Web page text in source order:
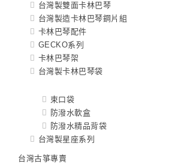
台灣製雙面卡林巴琴
台灣製造卡林巴琴鋼片組
卡林巴琴配件
GECKO系列
卡林巴琴架
台灣製卡林巴琴袋
束口袋
防潑水軟盒
防潑水精品背袋
台灣製星座系列
台灣古箏專賣